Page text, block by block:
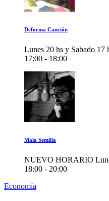
Deforma Canción
Lunes 20 hs y Sabado 17
17:00 - 18:00
Mala Semilla
NUEVO HORARIO
18:00 - 20:00
Economía